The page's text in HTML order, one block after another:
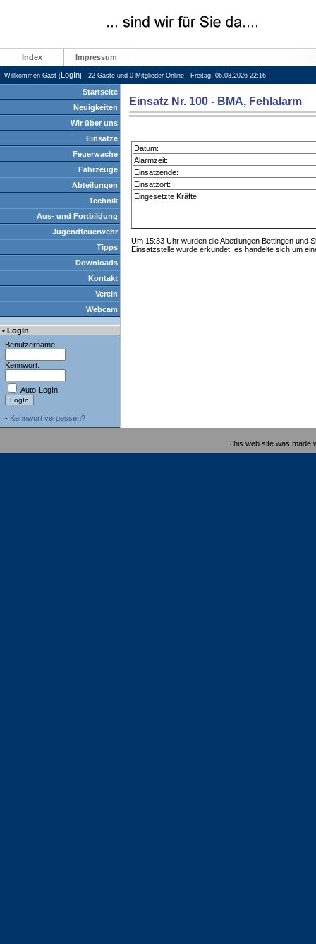
Index Impressum
Willkommen Gast [LogIn] - 22 Gäste und 0 Mitglieder Online - Freitag, 06.08.2026 22:16
Startseite
Neuigkeiten
Wir über uns
Einsätze
Feuerwache
Fahrzeuge
Abteilungen
Technik
Aus- und Fortbildung
Jugendfeuerwehr
Tipps
Downloads
Kontakt
Verein
Webcam
• LogIn
Benutzername:
Kennwort:
Auto-LogIn
- Kennwort vergessen?
Einsatz Nr. 100 - BMA, Fehlalarm
Datum:
Alarmzeit:
Einsatzende:
Einsatzort:
Eingesetzte Kräfte
Um 15:33 Uhr wurden die Abetilungen Bettingen und
Einsatzstelle wurde erkundet, es handelte sich um
This web site was made